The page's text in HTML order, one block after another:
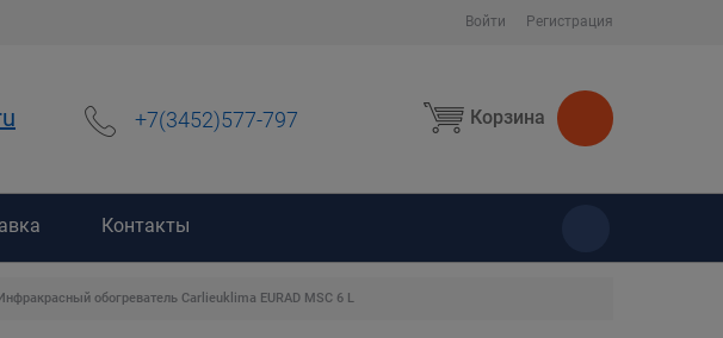
Войти Регистрация
+7(3452)577-797 Корзина
Контакты
обогреватель Carlieuklima EURAD MSC 6 L